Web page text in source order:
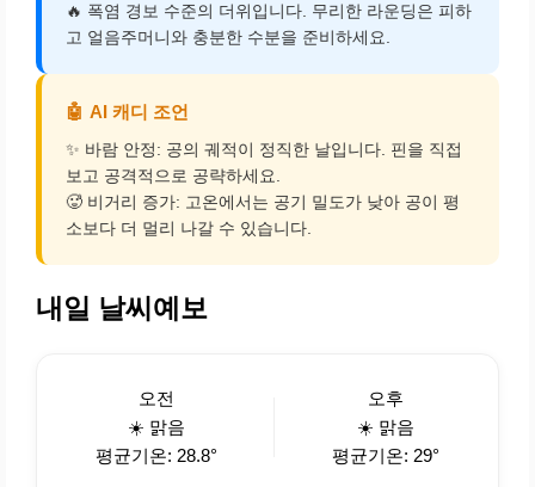
🔥 폭염 경보 수준의 더위입니다. 무리한 라운딩은 피하
고 얼음주머니와 충분한 수분을 준비하세요.
🤖 AI 캐디 조언
✨ 바람 안정: 공의 궤적이 정직한 날입니다. 핀을 직접
보고 공격적으로 공략하세요.
🥵 비거리 증가: 고온에서는 공기 밀도가 낮아 공이 평
소보다 더 멀리 나갈 수 있습니다.
내일 날씨예보
오전
☀️ 맑음
평균기온: 28.8°
오후
☀️ 맑음
평균기온: 29°